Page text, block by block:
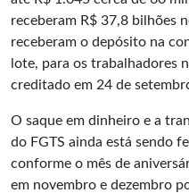
receberam R$ 37,8 bilhões
receberam o depósito na
lote, para os trabalhadores
creditado em 24 de
O saque em dinheiro e a
do FGTS ainda está sendo
conforme o mês de
em novembro e dezembro